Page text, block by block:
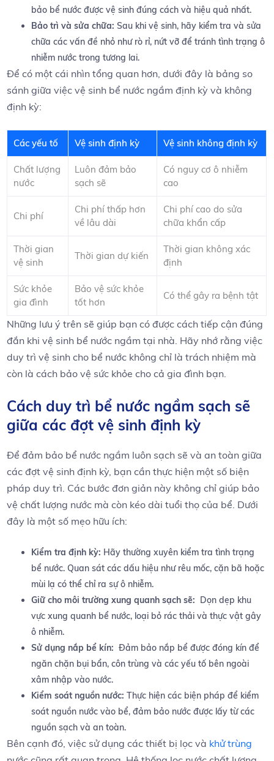
bảo​ bể nước ⁢được vệ sinh‍ đúng cách và hiệu quả nhất.
Bảo trì và sửa chữa: Sau khi vệ ⁤sinh, hãy kiểm tra và sửa
chữa các vấn đề nhỏ như rò rỉ, nứt​ vỡ để tránh tình‌ trạng ô
nhiễm nước trong tương lai.
Để có một cái nhìn tổng⁤ quan hơn, dưới đây​ là bảng ‌so
sánh‌ giữa việc​ vệ sinh bể nước ⁣ngầm định kỳ ⁣và không
định ‍kỳ:
Các yếu tố Vệ sinh định kỳ Vệ sinh không ‌định kỳ
Chất ​lượng‌
nước
Luôn đảm bảo
sạch sẽ
Có nguy cơ ô nhiễm
cao
Chi phí
Chi phí thấp⁢ hơn
về lâu dài
Chi phí cao do sửa
chữa‌ khẩn cấp
Thời gian
vệ ⁣sinh
Thời‍ gian dự kiến
Thời gian không xác
định
Sức khỏe
gia đình
Bảo vệ sức ‌khỏe
tốt‍ hơn
Có thể gây ra bệnh tật
Những lưu ý ‍trên sẽ giúp bạn có⁢ được cách tiếp cận đúng
đắn khi vệ‌ sinh bể nước ngầm tại nhà.⁣ Hãy‍ nhớ ⁤rằng việc
duy⁤ trì vệ sinh cho⁤ bể nước không‌ chỉ là ‍trách nhiệm⁤ mà
‍còn là cách bảo‌ vệ sức khỏe cho cả gia đình​ bạn.
Cách duy trì bể nước‍ ngầm sạch‌ sẽ
⁢giữa các đợt vệ sinh⁣ định kỳ
Để ‍đảm bảo bể nước ngầm⁤ luôn sạch sẽ và ⁢an‍ toàn⁣ giữa
các đợt vệ ‍sinh định kỳ, bạn cần ​thực hiện một số biện
pháp duy‌ trì. Các bước đơn giản này không chỉ giúp‌ bảo
vệ⁣ chất lượng nước mà còn kéo‌ dài tuổi thọ của⁢ bể. Dưới⁤
đây là một số mẹo hữu ích:
Kiểm tra định kỳ: Hãy thường xuyên kiểm tra tình trạng
‌bể​ nước. Quan sát các dấu hiệu như rêu mốc, cặn bã hoặc
mùi lạ ‌có thể chỉ ra​ sự​ ô nhiễm.
Giữ cho​ môi trường⁢ xung quanh sạch ‌sẽ: ‍ Dọn dẹp khu⁢
vực‌ xung quanh bể​ nước, loại‌ bỏ rác ‍thải và ⁣thực vật gây⁣
ô nhiễm.
Sử dụng nắp ⁤bể kín: ⁤ Đảm bảo nắp bể được ⁢đóng kín để
ngăn chặn⁢ bụi bẩn, ⁢côn trùng và các yếu tố bên ngoài
xâm nhập vào nước.
Kiểm soát nguồn ‌nước: Thực hiện các biện pháp để kiểm
soát⁣ nguồn nước vào bể, đảm bảo nước được lấy ​từ‍ các
nguồn ​sạch và an toàn.
Bên ​cạnh đó, việc sử dụng các ‌thiết bị‌ lọc và khử trùng